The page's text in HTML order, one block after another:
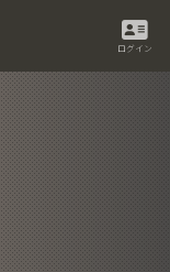
ログイン